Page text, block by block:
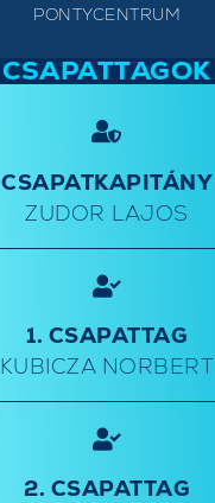
PONTYCENTRUM
CSAPATTAGOK
CSAPATKAPITÁNY
ZUDOR LAJOS
1. CSAPATTAG
KUBICZA NORBERT
2. CSAPATTAG